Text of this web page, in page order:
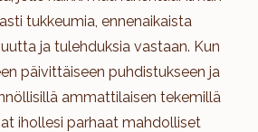
tukkeumia, ennenaikaista
ja tulehduksia vastaan. Kun
päivittäiseen puhdistukseen ja
ammattilaisen tekemillä
ihollesi parhaat mahdolliset